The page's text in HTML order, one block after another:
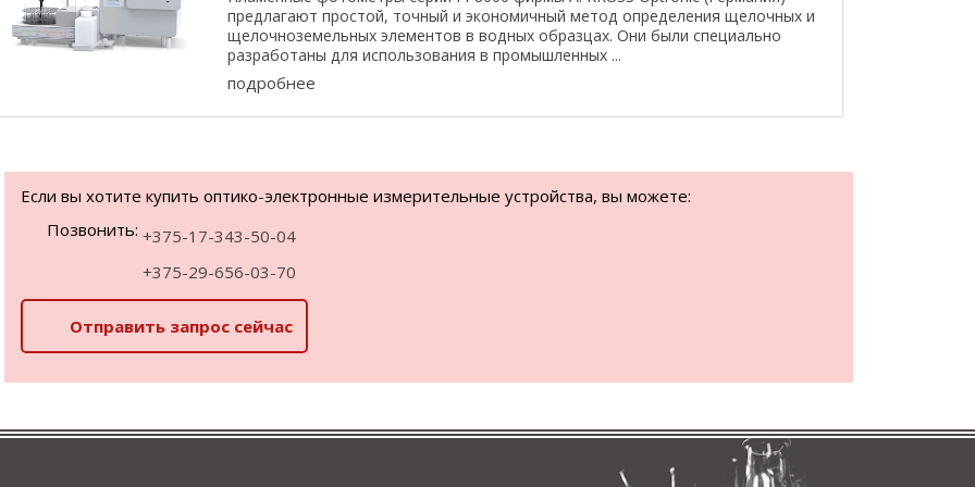
предлагают простой, точный и экономичный метод определения щелочных и
щелочноземельных элементов в водных образцах. Они были специально
разработаны для использования в промышленных ...
подробнее
Если вы хотите купить оптико-электронные измерительные устройства, вы можете:
Позвонить: +375-17-343-50-04
+375-29-656-03-70
Отправить запрос сейчас